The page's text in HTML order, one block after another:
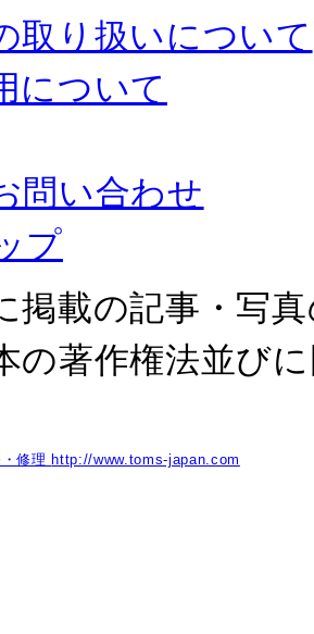
取り扱いについて
について
問い合わせ
プ
掲載の記事・写
の著作権法並び
修理 http://www.toms-japan.com